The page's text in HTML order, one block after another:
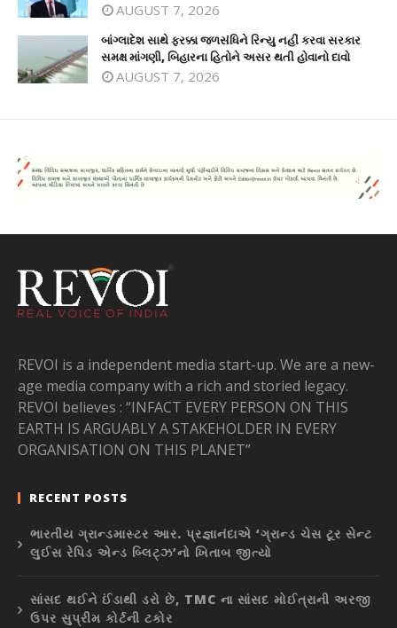
AUGUST 7, 2026
બાંગ્લાદેશ સાથે ફરક્કા જળસંધિને રિન્યુ નહીં કરવા સરકાર
સમક્ષ માંગણી, બિહારના હિતોને અસર થતી હોવાનો દાવો
AUGUST 7, 2026
REVOI is a independent media start-up. We are a new-
age media company with a rich and storied legacy.
REVOI believes : “INFACT EVERY PERSON ON THIS
EARTH IS ARGUABLY A STAKEHOLDER IN EVERY
ORGANISATION ON THIS PLANET”
RECENT POSTS
ભારતીય ગ્રાન્ડમાસ્ટર આર. પ્રજ્ઞાનંદાએ ‘ગ્રાન્ડ ચેસ ટૂર સેન્ટ
લુઈસ રેપિડ એન્ડ બ્લિટ્ઝ’નો ખિતાબ જીત્યો
સાંસદ થઈને ઈંડાથી ડરો છે, TMC ના સાંસદ મોઈત્રાની અરજી
ઉપર સુપ્રીમ કોર્ટની ટકોર